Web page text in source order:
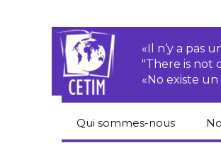
«Il n‘y a pas
"There is not
«No existe
Qui sommes-nous